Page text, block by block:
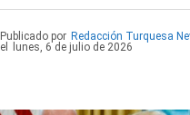
Publicado por Redacción Turquesa
el
lunes, 6 de julio de 2026